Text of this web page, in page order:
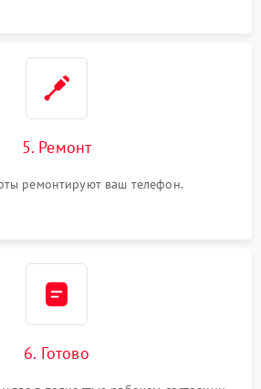
5. Ремонт
ремонтируют ваш телефон.
6. Готово